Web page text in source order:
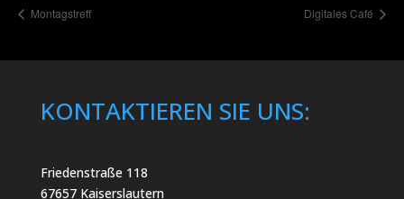
Montagstreff Digitales Café
KONTAKTIEREN SIE UNS:
Friedenstraße 118
67657 Kaiserslautern